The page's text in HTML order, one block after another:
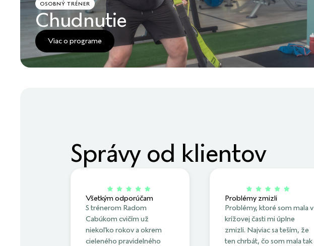
OSOBNÝ TRÉNER
Chudnutie
Viac o programe
Správy od klientov
Všetkým odporúčam
S trénerom Radom
Cabúkom cvičím už
niekoľko rokov a okrem
cieleného pravidelného
Problémy zmizli
Problémy, ktoré som mala v
krížovej časti mi úplne
zmizli. Najviac sa teším, že
ten chrbát, čo som mala tak